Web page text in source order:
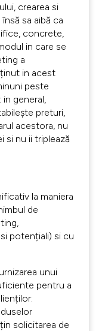
crearea si
sa aibă ca
concrete,
in care se
a
in acest
peste
general,
preturi,
acestora, nu
si nu ii triplează
la maniera
de
potențiali) si cu
unui
pentru a
solicitarea de